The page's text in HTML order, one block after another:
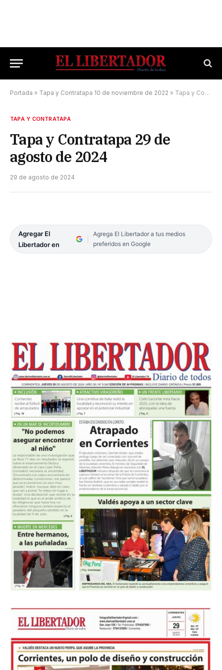
Portada » Tapa y Contratapa 10 de noviembre de 2022 » Tapa y Contratapa 29 de agosto de 2024
TAPA Y CONTRATAPA
Tapa y Contratapa 29 de
agosto de 2024
29 de agosto de 2024
Agregar El
Libertador en
Agrega El Libertador a tus medios
preferidos en Google